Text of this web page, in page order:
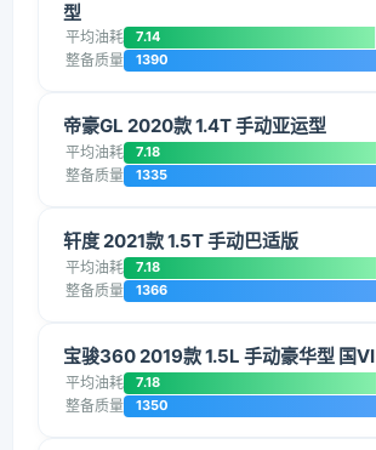
型
平均油耗 7.14
整备质量 1390
帝豪GL 2020款 1.4T 手动亚运型
平均油耗 7.18
整备质量 1335
轩度 2021款 1.5T 手动巴适版
平均油耗 7.18
整备质量 1366
宝骏360 2019款 1.5L 手动豪华型 国VI
平均油耗 7.18
整备质量 1350